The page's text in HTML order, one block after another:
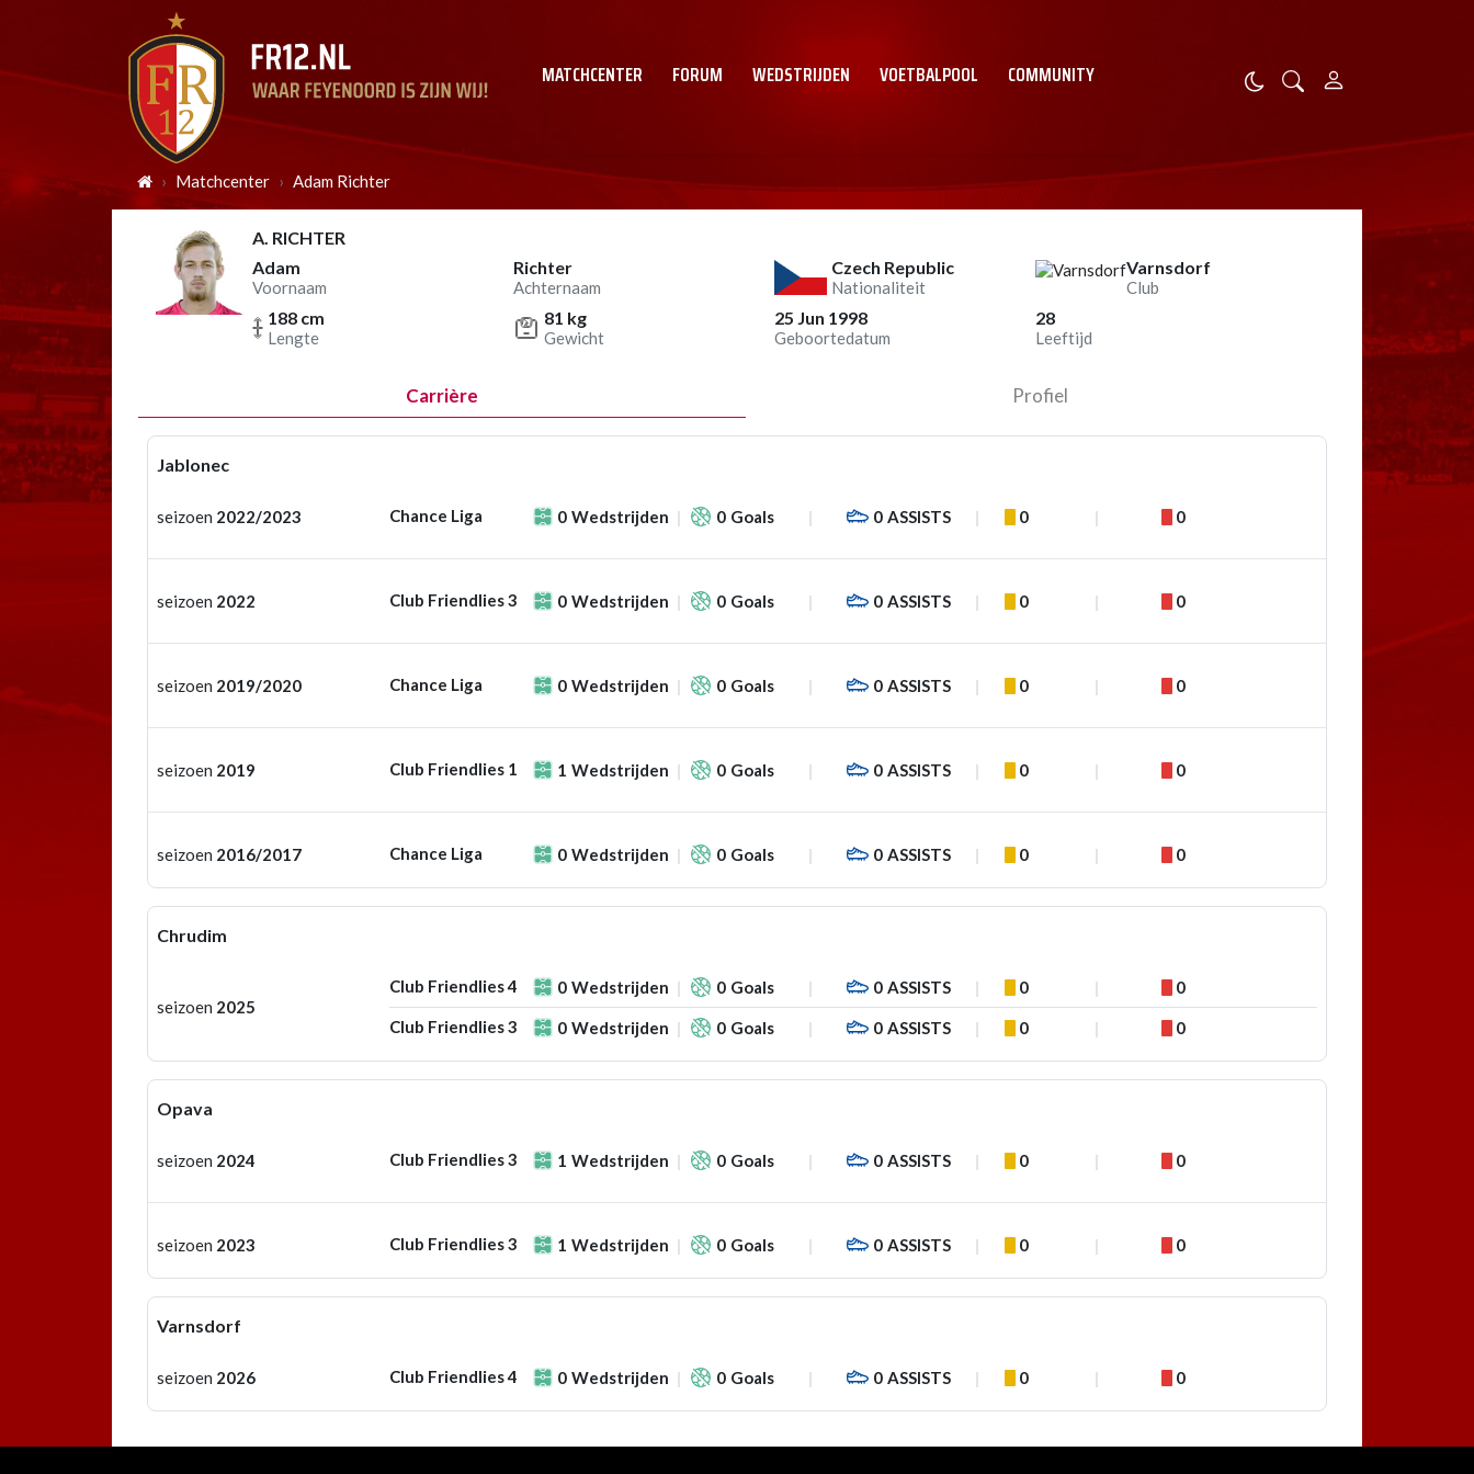
MATCHCENTER FORUM WEDSTRIJDEN VOETBALPOOL COMMUNITY
Matchcenter Adam Richter
A. RICHTER
Adam
Voornaam
Richter
Achternaam
Czech Republic
Nationaliteit
Varnsdorf
Club
188 cm
Lengte
81 kg
Gewicht
25 Jun 1998
Geboortedatum
28
Leeftijd
Carrière Profiel
Jablonec
seizoen 2022/2023 Chance Liga 0 Wedstrijden 0 Goals 0 ASSISTS 0 0
seizoen 2022 Club Friendlies 3 0 Wedstrijden 0 Goals 0 ASSISTS 0 0
seizoen 2019/2020 Chance Liga 0 Wedstrijden 0 Goals 0 ASSISTS 0 0
seizoen 2019 Club Friendlies 1 1 Wedstrijden 0 Goals 0 ASSISTS 0 0
seizoen 2016/2017 Chance Liga 0 Wedstrijden 0 Goals 0 ASSISTS 0 0
Chrudim
seizoen 2025
Club Friendlies 4 0 Wedstrijden 0 Goals 0 ASSISTS 0 0
Club Friendlies 3 0 Wedstrijden 0 Goals 0 ASSISTS 0 0
Opava
seizoen 2024 Club Friendlies 3 1 Wedstrijden 0 Goals 0 ASSISTS 0 0
seizoen 2023 Club Friendlies 3 1 Wedstrijden 0 Goals 0 ASSISTS 0 0
Varnsdorf
seizoen 2026 Club Friendlies 4 0 Wedstrijden 0 Goals 0 ASSISTS 0 0